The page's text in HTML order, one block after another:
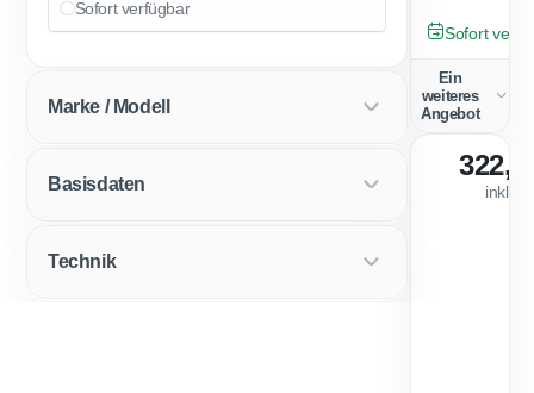
Sofort verfügbar
Marke / Modell
Basisdaten
Technik
Sofort
Ein
weiteres
Angebot
inkl.